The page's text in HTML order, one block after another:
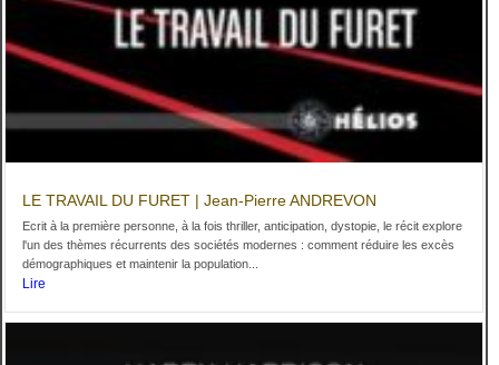
LE TRAVAIL DU FURET | Jean-Pierre ANDREVON
Ecrit à la première personne, à la fois thriller, anticipation, dystopie, le récit explore
l'un des thèmes récurrents des sociétés modernes : comment réduire les excès
démographiques et maintenir la population...
Lire